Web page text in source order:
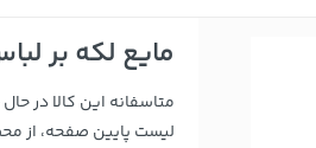
سرو و
لوازم
مایع لکه بر لباس
متاسفانه این کالا در
لیست پایین صفحه، از